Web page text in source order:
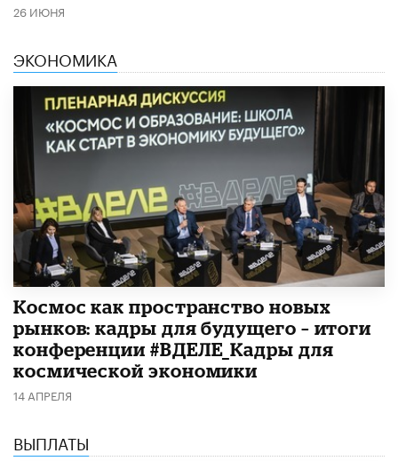
26 ИЮНЯ
ЭКОНОМИКА
Космос как пространство новых
рынков: кадры для будущего – итоги
конференции #ВДЕЛЕ_Кадры для
космической экономики
14 АПРЕЛЯ
ВЫПЛАТЫ